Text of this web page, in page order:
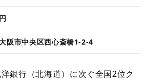
阪市中央区西心斎橋1-2-4
銀行（北海道）に次ぐ全国2位ク